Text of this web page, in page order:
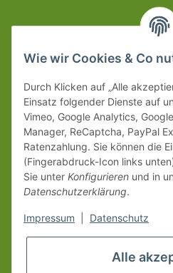
Wie wir Cookies & Co
Durch Klicken auf „Alle
Einsatz folgender Dienste auf
Vimeo, Google Analytics,
Manager, ReCaptcha, PayPal
Ratenzahlung. Sie können die
(Fingerabdruck-Icon links
Sie unter Konfigurieren und in
Datenschutzerklärung.
Impressum Datenschutz
Alle